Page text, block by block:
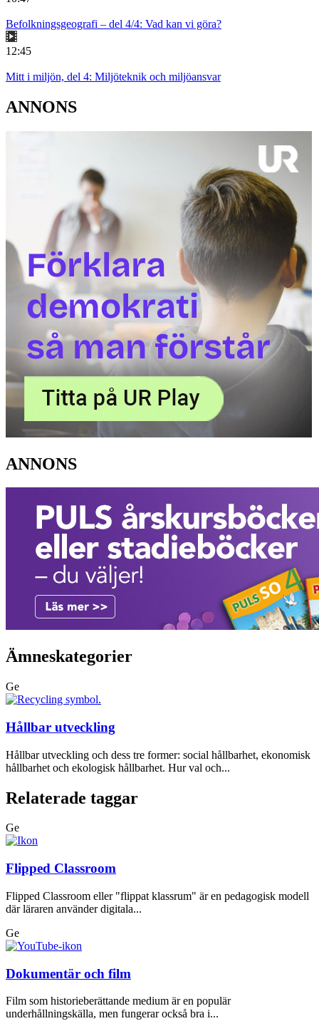
Befolkningsgeografi – del 4/4: Vad kan vi göra?
12:45
Mitt i miljön, del 4: Miljöteknik och miljöansvar
ANNONS
ANNONS
Ämneskategorier
Ge
Hållbar utveckling
Hållbar utveckling och dess tre former: social hållbarhet, ekonomisk
hållbarhet och ekologisk hållbarhet. Hur val och...
Relaterade taggar
Ge
Flipped Classroom
Flipped Classroom eller "flippat klassrum" är en pedagogisk modell
där läraren använder digitala...
Ge
Dokumentär och film
Film som historieberättande medium är en populär
underhållningskälla, men fungerar också bra i...